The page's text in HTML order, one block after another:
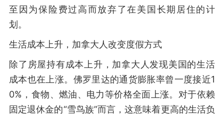
至因为保险费过高而放弃了在美国长期居住的计
划。
生活成本上升，加拿大人改变度假方式
除了房屋持有成本上升，加拿大人发现美国的生活
成本也在上涨。佛罗里达的通货膨胀率曾一度接近1
0%，食物、燃油、电力等价格全面上涨。对于依赖
固定退休金的“雪鸟族”而言，这意味着更高的生活负